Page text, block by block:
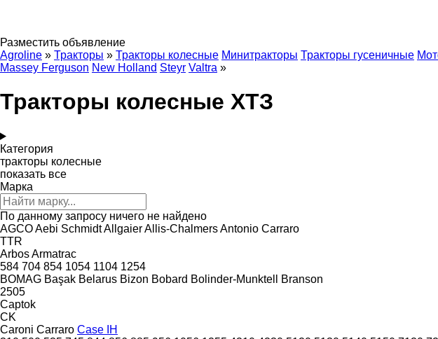
Разместить объявление
Agroline » Тракторы » Тракторы колесные Минитракторы Тракторы гусеничные
Massey Ferguson New Holland Steyr Valtra »
Тракторы колесные ХТЗ
Категория
тракторы колесные
показать все
Марка
По данному запросу ничего не найдено
AGCOAebi SchmidtAllgaierAllis-ChalmersAntonio Carraro
TTR
ArbosArmatrac
584 704 854 1054 1104 1254
BOMAG Başak Belarus Bizon Bobard Bolinder-Munktell
Branson
2505
Captok
CK
Caroni Carraro Case IH